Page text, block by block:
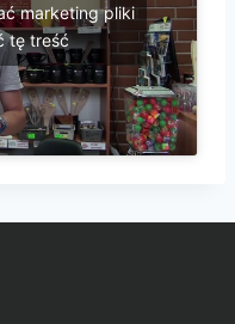
marketing pliki
tę treść